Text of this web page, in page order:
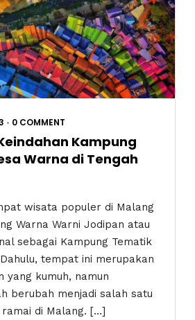
• 0 COMMENT
Kampung
Warna di Tengah
wisata populer di Malang
Warna Warni Jodipan atau
sebagai Kampung Tematik
tempat ini merupakan
yang kumuh, namun
berubah menjadi salah satu
di Malang. […]